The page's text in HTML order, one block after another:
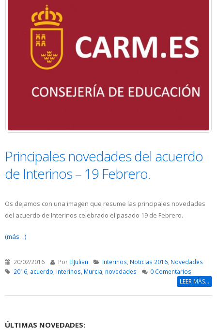
Principales novedades del acuerdo
de Interinos – 19 Febrero.
Os dejamos con una imagen que resume las principales novedades
del acuerdo de Interinos celebrado el pasado 19 de Febrero.
(más…)
20/02/2016 Por ElJulian Interinos Noticias 2016 Novedades
2016, acuerdo Interinos Murcia novedades 0 Comentarios
LEER MÁS...
ÚLTIMAS NOVEDADES: